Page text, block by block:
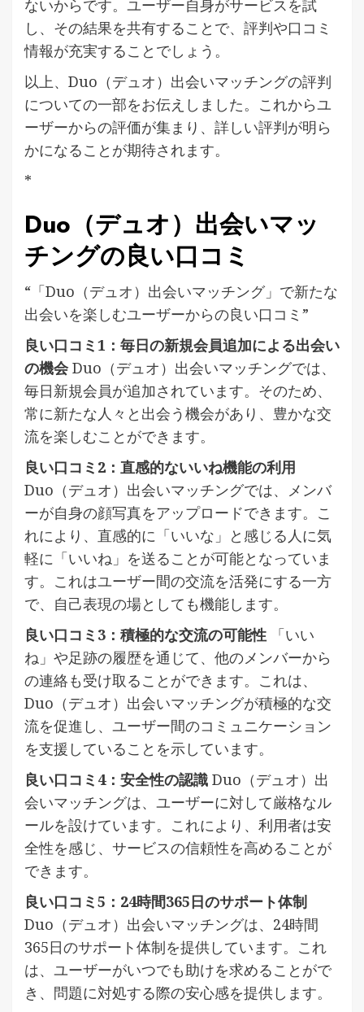
ないからです。ユーザー自身がサービスを試
し、その結果を共有することで、評判や口コミ
情報が充実することでしょう。
以上、Duo（デュオ）出会いマッチングの評判
についての一部をお伝えしました。これからユ
ーザーからの評価が集まり、詳しい評判が明ら
かになることが期待されます。
*
Duo（デュオ）出会いマッ
チングの良い口コミ
“「Duo（デュオ）出会いマッチング」で新たな
出会いを楽しむユーザーからの良い口コミ”
良い口コミ1：毎日の新規会員追加による出会い
の機会Duo（デュオ）出会いマッチングでは、
毎日新規会員が追加されています。そのため、
常に新たな人々と出会う機会があり、豊かな交
流を楽しむことができます。
良い口コミ2：直感的ないいね機能の利用
Duo（デュオ）出会いマッチングでは、メンバ
ーが自身の顔写真をアップロードできます。こ
れにより、直感的に「いいな」と感じる人に気
軽に「いいね」を送ることが可能となっていま
す。これはユーザー間の交流を活発にする一方
で、自己表現の場としても機能します。
良い口コミ3：積極的な交流の可能性 「いい
ね」や足跡の履歴を通じて、他のメンバーから
の連絡も受け取ることができます。これは、
Duo（デュオ）出会いマッチングが積極的な交
流を促進し、ユーザー間のコミュニケーション
を支援していることを示しています。
良い口コミ4：安全性の認識 Duo（デュオ）出
会いマッチングは、ユーザーに対して厳格なル
ールを設けています。これにより、利用者は安
全性を感じ、サービスの信頼性を高めることが
できます。
良い口コミ5：24時間365日のサポート体制
Duo（デュオ）出会いマッチングは、24時間
365日のサポート体制を提供しています。これ
は、ユーザーがいつでも助けを求めることがで
き、問題に対処する際の安心感を提供します。